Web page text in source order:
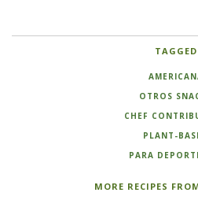
TAGGED
OTROS
CHEF
PLANT-
PARA
MORE RECIPES